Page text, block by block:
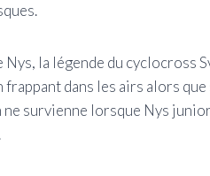
Nys, la légende du cyclocross
frappant dans les airs alors
survienne lorsque Nys